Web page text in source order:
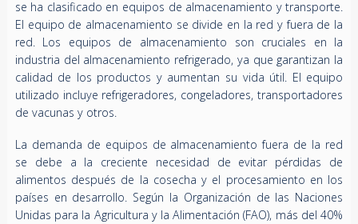
se ha clasificado en equipos de almacenamiento y transporte.
El equipo de almacenamiento se divide en la red y fuera de la
red. Los equipos de almacenamiento son cruciales en la
industria del almacenamiento refrigerado, ya que garantizan la
calidad de los productos y aumentan su vida útil. El equipo
utilizado incluye refrigeradores, congeladores, transportadores
de vacunas y otros.
La demanda de equipos de almacenamiento fuera de la red
se debe a la creciente necesidad de evitar pérdidas de
alimentos después de la cosecha y el procesamiento en los
países en desarrollo. Según la Organización de las Naciones
Unidas para la Agricultura y la Alimentación (FAO), más del 40%